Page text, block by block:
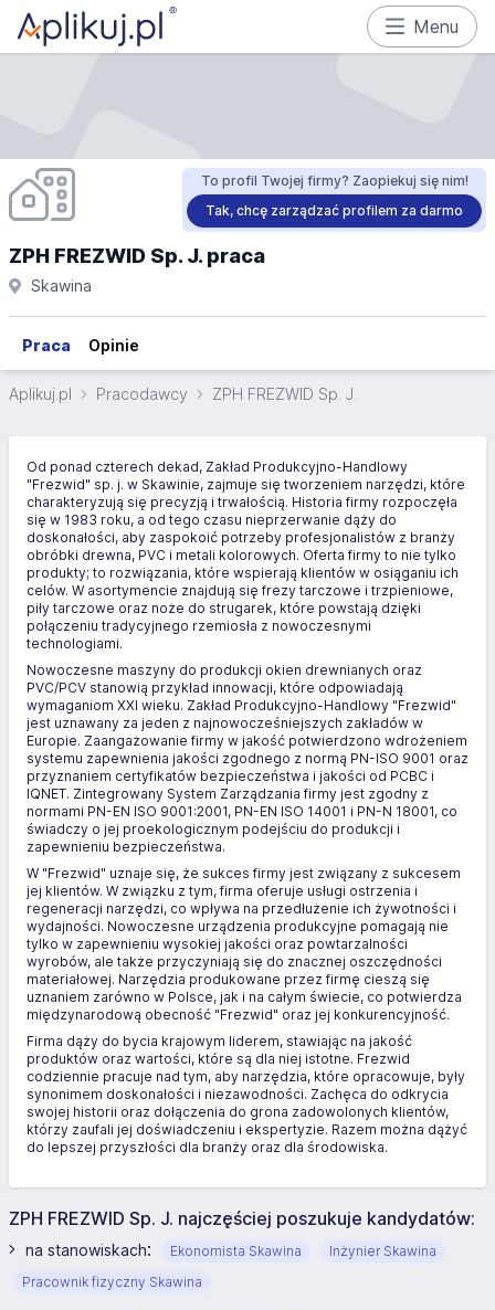
Menu
To profil Twojej firmy? Zaopiekuj się nim!
Tak, chcę zarządzać profilem za darmo
ZPH FREZWID Sp. J. praca
Skawina
Praca Opinie
Aplikuj.pl Pracodawcy ZPH FREZWID Sp. J.
Od ponad czterech dekad, Zakład Produkcyjno-Handlowy
"Frezwid" sp. j. w Skawinie, zajmuje się tworzeniem narzędzi, które
charakteryzują się precyzją i trwałością. Historia firmy rozpoczęła
się w 1983 roku, a od tego czasu nieprzerwanie dąży do
doskonałości, aby zaspokoić potrzeby profesjonalistów z branży
obróbki drewna, PVC i metali kolorowych. Oferta firmy to nie tylko
produkty; to rozwiązania, które wspierają klientów w osiąganiu ich
celów. W asortymencie znajdują się frezy tarczowe i trzpieniowe,
piły tarczowe oraz noże do strugarek, które powstają dzięki
połączeniu tradycyjnego rzemiosła z nowoczesnymi
technologiami.
Nowoczesne maszyny do produkcji okien drewnianych oraz
PVC/PCV stanowią przykład innowacji, które odpowiadają
wymaganiom XXI wieku. Zakład Produkcyjno-Handlowy "Frezwid"
jest uznawany za jeden z najnowocześniejszych zakładów w
Europie. Zaangażowanie firmy w jakość potwierdzono wdrożeniem
systemu zapewnienia jakości zgodnego z normą PN-ISO 9001 oraz
przyznaniem certyfikatów bezpieczeństwa i jakości od PCBC i
IQNET. Zintegrowany System Zarządzania firmy jest zgodny z
normami PN-EN ISO 9001:2001, PN-EN ISO 14001 i PN-N 18001, co
świadczy o jej proekologicznym podejściu do produkcji i
zapewnieniu bezpieczeństwa.
W "Frezwid" uznaje się, że sukces firmy jest związany z sukcesem
jej klientów. W związku z tym, firma oferuje usługi ostrzenia i
regeneracji narzędzi, co wpływa na przedłużenie ich żywotności i
wydajności. Nowoczesne urządzenia produkcyjne pomagają nie
tylko w zapewnieniu wysokiej jakości oraz powtarzalności
wyrobów, ale także przyczyniają się do znacznej oszczędności
materiałowej. Narzędzia produkowane przez firmę cieszą się
uznaniem zarówno w Polsce, jak i na całym świecie, co potwierdza
międzynarodową obecność "Frezwid" oraz jej konkurencyjność.
Firma dąży do bycia krajowym liderem, stawiając na jakość
produktów oraz wartości, które są dla niej istotne. Frezwid
codziennie pracuje nad tym, aby narzędzia, które opracowuje, były
synonimem doskonałości i niezawodności. Zachęca do odkrycia
swojej historii oraz dołączenia do grona zadowolonych klientów,
którzy zaufali jej doświadczeniu i ekspertyzie. Razem można dążyć
do lepszej przyszłości dla branży oraz dla środowiska.
ZPH FREZWID Sp. J. najczęściej poszukuje kandydatów:
na stanowiskach: Ekonomista Skawina
Inżynier Skawina
Pracownik fizyczny Skawina